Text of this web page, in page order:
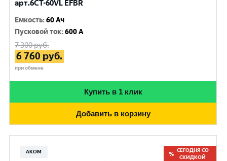
арт.6CТ-60VL EFBR
Емкость:60 Ач
Пусковой ток:600 A
7 300руб.
6 760 руб.
при обмене
Купить в 1 клик
Добавить в корзину
АКОМ
СЕГОДНЯ СО
СКИДКОЙ